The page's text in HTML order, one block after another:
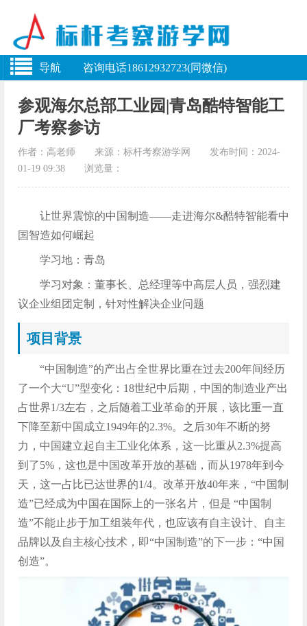
导航 咨询电话18612932723(同微信)
参观海尔总部工业园|青岛酷特智能工
厂考察参访
作者：高老师 来源：标杆考察游学网 发布时间：2024-
01-19 09:38 浏览量：
让世界震惊的中国制造——走进海尔&酷特智能看中
国智造如何崛起
学习地：青岛
学习对象：董事长、总经理等中高层人员，强烈建
议企业组团定制，针对性解决企业问题
项目背景
“中国制造”的产出占全世界比重在过去200年间经历
了一个大“U”型变化：18世纪中后期，中国的制造业产出
占世界1/3左右，之后随着工业革命的开展，该比重一直
下降至新中国成立1949年的2.3%。之后30年不断的努
力，中国建立起自主工业化体系，这一比重从2.3%提高
到了5%，这也是中国改革开放的基础，而从1978年到今
天，这一占比已达世界的1/4。改革开放40年来，“中国制
造”已经成为中国在国际上的一张名片，但是 “中国制
造”不能止步于加工组装年代，也应该有自主设计、自主
品牌以及自主核心技术，即“中国制造”的下一步：“中国
创造”。